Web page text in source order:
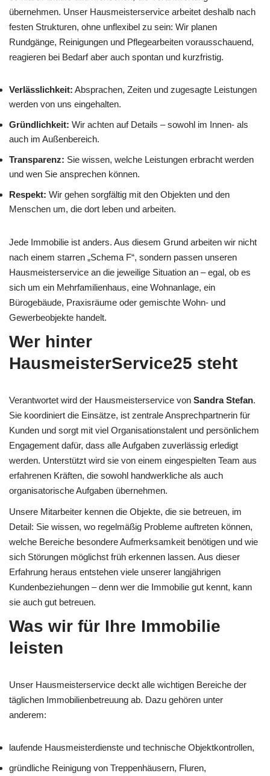
übernehmen. Unser Hausmeisterservice arbeitet deshalb nach
festen Strukturen, ohne unflexibel zu sein: Wir planen
Rundgänge, Reinigungen und Pflegearbeiten vorausschauend,
reagieren bei Bedarf aber auch spontan und kurzfristig.
Verlässlichkeit: Absprachen, Zeiten und zugesagte Leistungen
werden von uns eingehalten.
Gründlichkeit: Wir achten auf Details – sowohl im Innen- als
auch im Außenbereich.
Transparenz: Sie wissen, welche Leistungen erbracht werden
und wen Sie ansprechen können.
Respekt: Wir gehen sorgfältig mit den Objekten und den
Menschen um, die dort leben und arbeiten.
Jede Immobilie ist anders. Aus diesem Grund arbeiten wir nicht
nach einem starren „Schema F“, sondern passen unseren
Hausmeisterservice an die jeweilige Situation an – egal, ob es
sich um ein Mehrfamilienhaus, eine Wohnanlage, ein
Bürogebäude, Praxisräume oder gemischte Wohn- und
Gewerbeobjekte handelt.
Wer hinter
HausmeisterService25 steht
Verantwortet wird der Hausmeisterservice von Sandra Stefan.
Sie koordiniert die Einsätze, ist zentrale Ansprechpartnerin für
Kunden und sorgt mit viel Organisationstalent und persönlichem
Engagement dafür, dass alle Aufgaben zuverlässig erledigt
werden. Unterstützt wird sie von einem eingespielten Team aus
erfahrenen Kräften, die sowohl handwerkliche als auch
organisatorische Aufgaben übernehmen.
Unsere Mitarbeiter kennen die Objekte, die sie betreuen, im
Detail: Sie wissen, wo regelmäßig Probleme auftreten können,
welche Bereiche besondere Aufmerksamkeit benötigen und wie
sich Störungen möglichst früh erkennen lassen. Aus dieser
Erfahrung heraus entstehen viele unserer langjährigen
Kundenbeziehungen – denn wer die Immobilie gut kennt, kann
sie auch gut betreuen.
Was wir für Ihre Immobilie
leisten
Unser Hausmeisterservice deckt alle wichtigen Bereiche der
täglichen Immobilienbetreuung ab. Dazu gehören unter
anderem:
laufende Hausmeisterdienste und technische Objektkontrollen,
gründliche Reinigung von Treppenhäusern, Fluren,